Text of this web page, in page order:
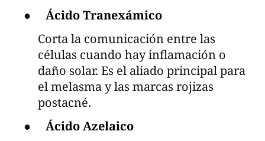
● Ácido Tranexámico
Corta la comunicación entre las
células cuando hay inflamación o
daño solar. Es el aliado principal para
el melasma y las marcas rojizas
postacné.
● Ácido Azelaico